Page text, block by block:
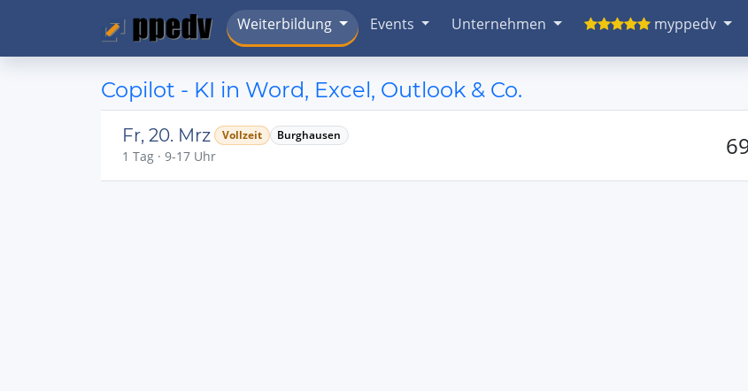
Weiterbildung Events Unternehmen myppedv
Copilot - KI in Word, Excel, Outlook & Co.
Fr, 20. Mrz Vollzeit Burghausen
1 Tag · 9-17 Uhr